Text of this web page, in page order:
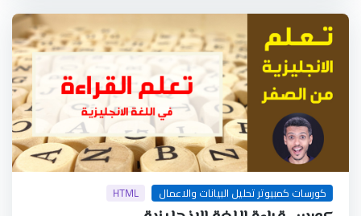
كورسات كمبيوتر تحليل البيانات والاعمال HTML